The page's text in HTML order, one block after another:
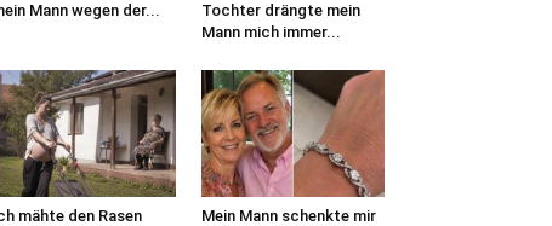
Mann wegen der...
Tochter drängte mein
Mann mich immer...
mähte den Rasen
Mein Mann schenkte mir